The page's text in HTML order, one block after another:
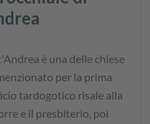
è una delle chiese
per la prima
tardogotico risale alla
e il presbiterio, poi